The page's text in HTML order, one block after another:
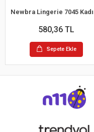
580,36 TL
Sepete Ekle